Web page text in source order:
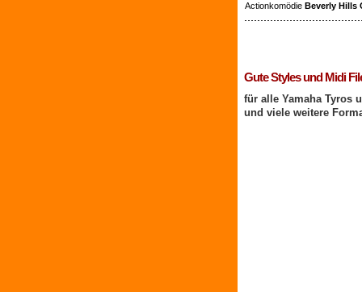
Actionkomödie Beverly Hills
Gute Styles und Midi
für alle Yamaha Tyros
und viele weitere